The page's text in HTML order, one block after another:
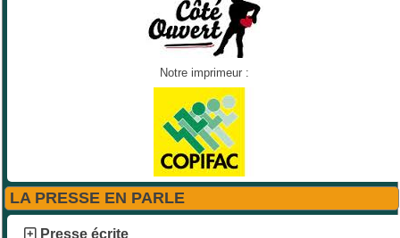
Notre imprimeur :
LA PRESSE EN PARLE
Presse écrite